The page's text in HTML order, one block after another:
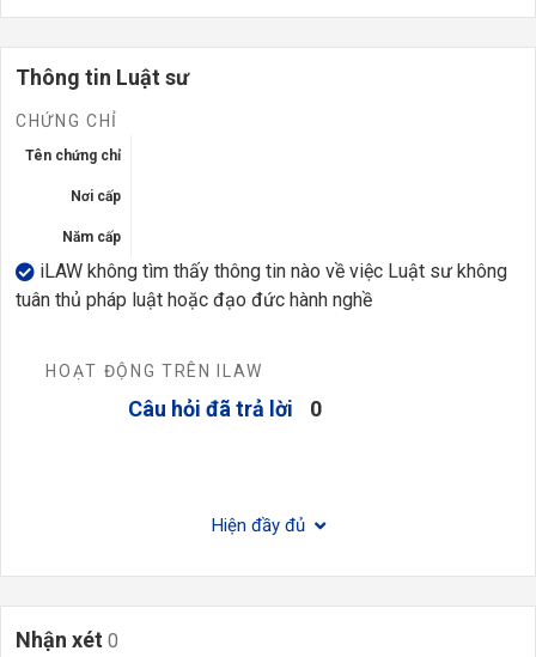
Thông tin Luật sư
CHỨNG CHỈ
Tên chứng chỉ
Nơi cấp
Năm cấp
iLAW không tìm thấy thông tin nào về việc Luật sư không
tuân thủ pháp luật hoặc đạo đức hành nghề
HOẠT ĐỘNG TRÊN ILAW
Câu hỏi đã trả lời 0
Hiện đầy đủ
Nhận xét 0